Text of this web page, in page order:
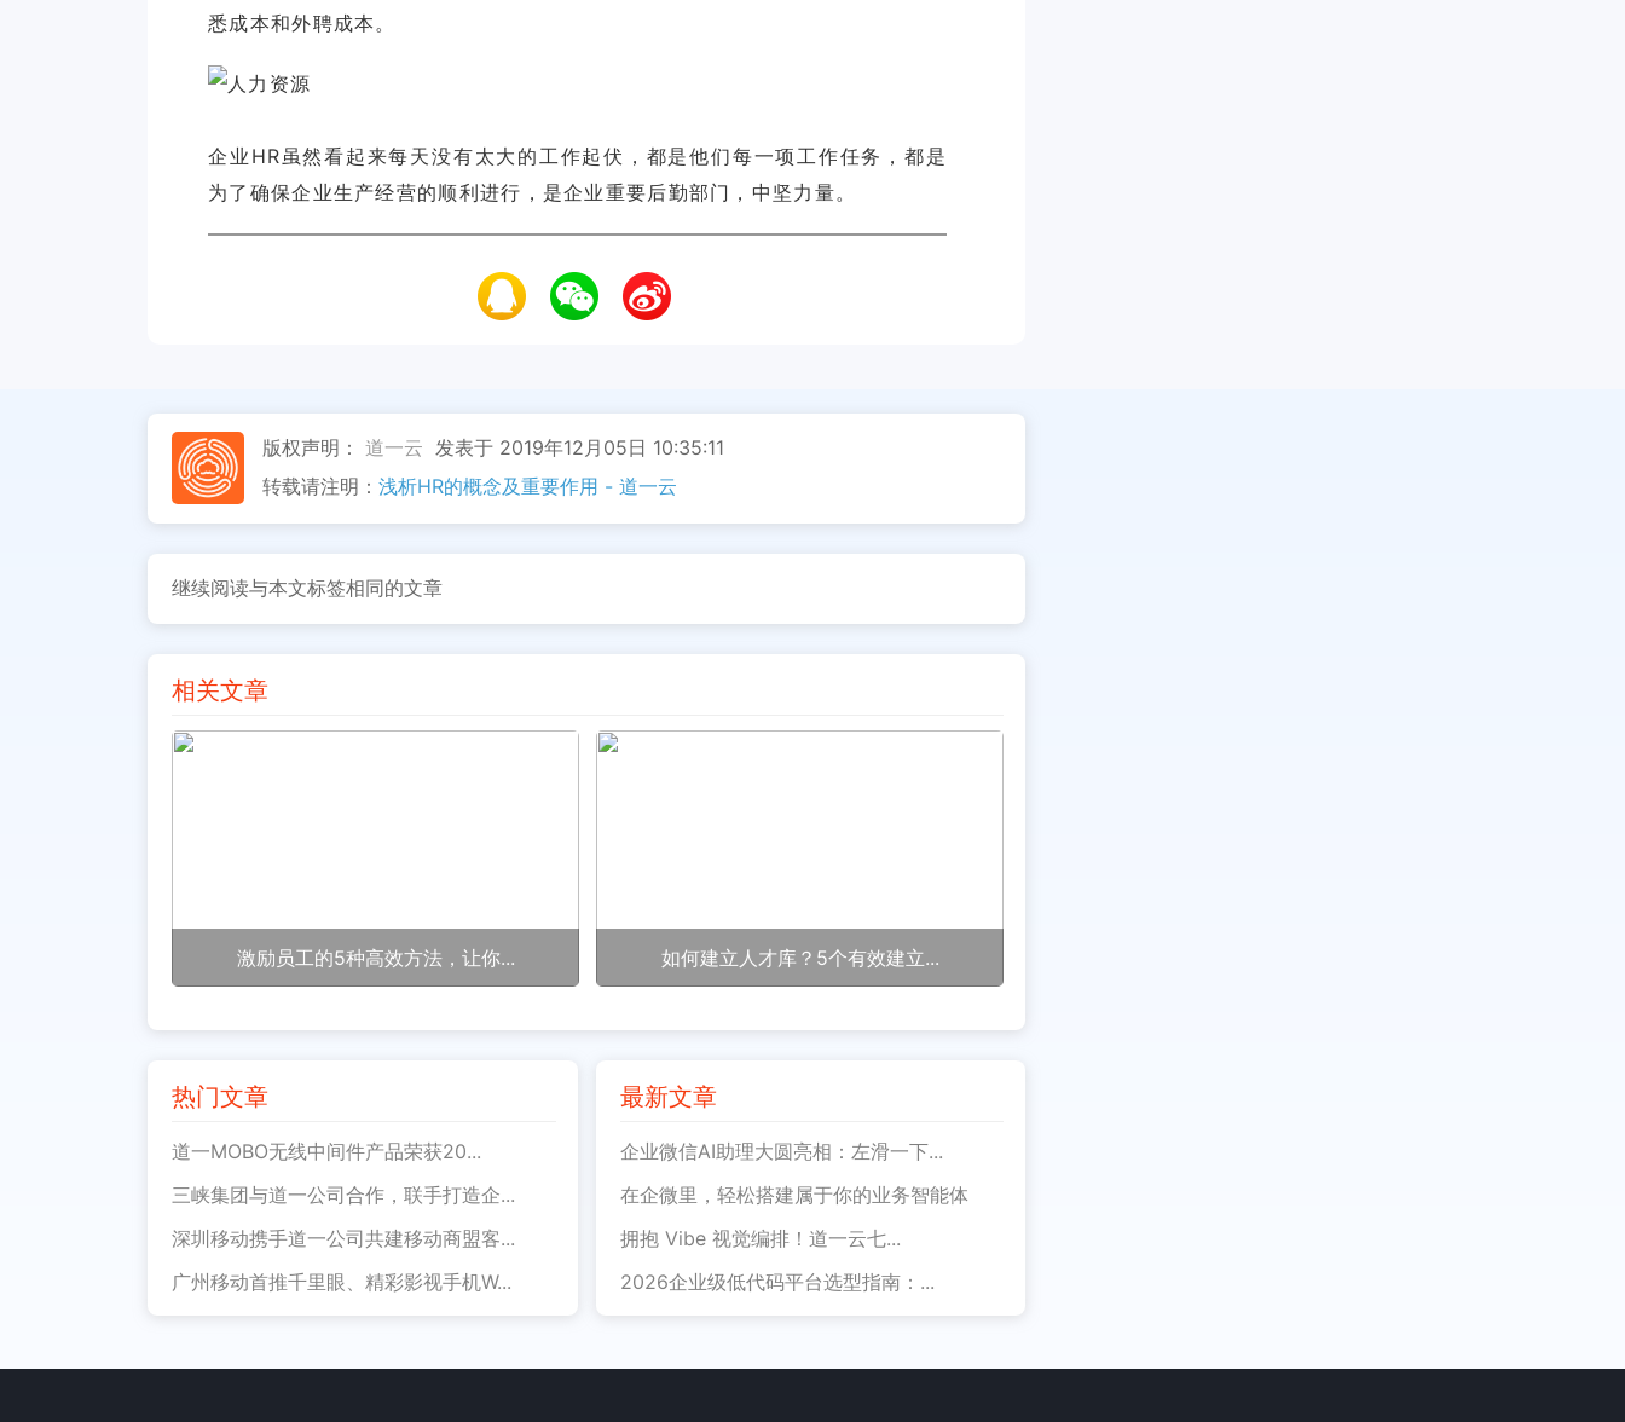
企业HR虽然看起来每天没有太大的工作起伏，都是他们每一项工作任务，都是
为了确保企业生产经营的顺利进行，是企业重要后勤部门，中坚力量。
版权声明： 道一云 发表于 2019年12月05日 10:35:11
转载请注明： 浅析HR的概念及重要作用 - 道一云
继续阅读与本文标签相同的文章
相关文章
激励员工的5种高效方法，让你... 如何建立人才库？5个有效建立...
热门文章
道一MOBO无线中间件产品荣获20...
三峡集团与道一公司合作，联手打造企...
深圳移动携手道一公司共建移动商盟客...
广州移动首推千里眼、精彩影视手机W...
最新文章
企业微信AI助理大圆亮相：左滑一下...
在企微里，轻松搭建属于你的业务智能体
拥抱 Vibe 视觉编排！道一云七...
2026企业级低代码平台选型指南：...